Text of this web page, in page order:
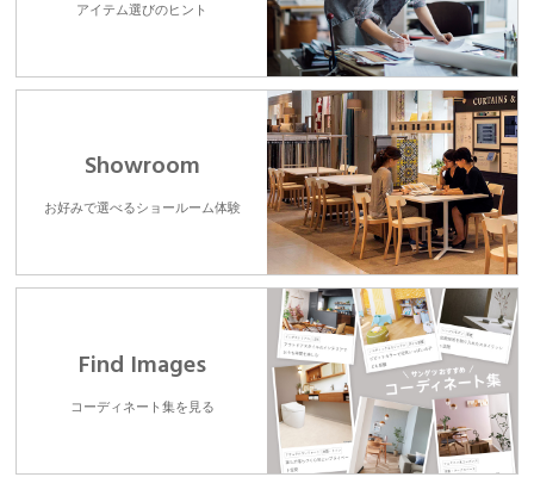
アイテム選びのヒント
Showroom
お好みで選べるショールーム体験
Find Images
コーディネート集を見る